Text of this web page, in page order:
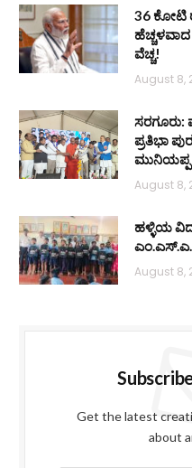
36 ಕೋಟಿ
ವೆಚ್ಚ!
August 8,
ಪ್ರತಿಭಾ
ಮುನಿಯಪ್ಪ
August 8,
ಹಳ್ಳಿಯ
ಎಂ.ಎಸ್.ಎ.
August 8,
Get the latest
about